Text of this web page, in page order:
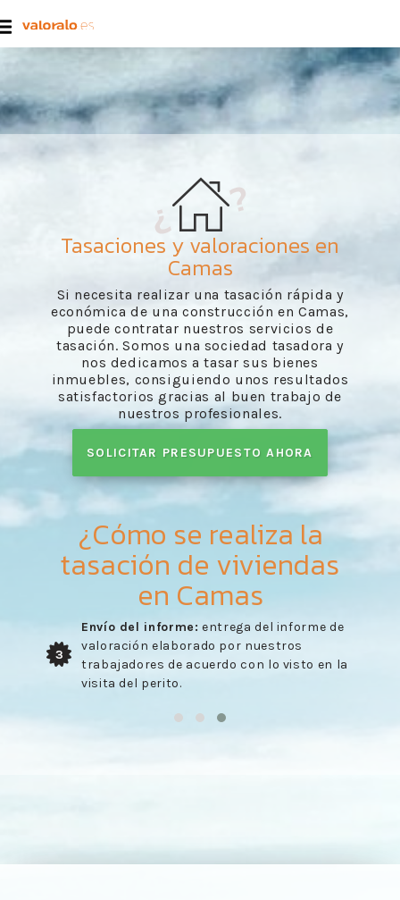
Tasaciones y valoraciones en
Camas
Si necesita realizar una tasación rápida y
económica de una construcción en Camas,
puede contratar nuestros servicios de
tasación. Somos una sociedad tasadora y
nos dedicamos a tasar sus bienes
inmuebles, consiguiendo unos resultados
satisfactorios gracias al buen trabajo de
nuestros profesionales.
SOLICITAR PRESUPUESTO AHORA
¿Cómo se realiza la
tasación de viviendas
en Camas
3
Envío del informe: entrega del informe de
valoración elaborado por nuestros
trabajadores de acuerdo con lo visto en la
visita del perito.